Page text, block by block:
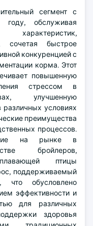
сегмент с
обслуживая
сочетая быстрое
конкуренцией с
корма. Этот
повышенную
стрессом в
улучшенную
различных условиях
преимущества
процессов.
на рынке в
бройлеров,
птицы
поддерживаемый
что обусловлено
эффективности и
для различных
здоровья